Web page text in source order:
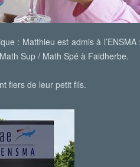
: Matthieu est admis à l’ENSMA
Sup / Math Spé à Faidherbe.
fiers de leur petit fils.